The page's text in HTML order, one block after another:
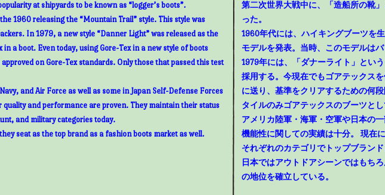
at shipyards to be known as “logger’s boots”.
1960 releasing the “Mountain Trail” style. This style was
In 1979, a new style “Danner Light” was released as the
in a boot. Even today, using Gore-Tex in a new style of boots
on Gore-Tex standards. Only those that passed this test
and Air Force as well as some in Japan Self-Defense Forces
quality and performance are proven. They maintain their status
and military categories today.
seat as the top brand as a fashion boots market as well.
第二次世界大戦中に、「造船所の靴
った。
1960年代には、ハイキングブーツを
モデルを発表。当時、このモデルは
1979年には、「ダナーライト」とい
採用する。今現在でもゴアテックス
に送り、基準をクリアするための何
タイルのみゴアテックスのブーツとし
アメリカ陸軍・海軍・空軍や日本の
機能性に関しての実績は十分。 現在
それぞれのカテゴリでトップブラン
日本ではアウトドアシーンではもち
の地位を確立している。